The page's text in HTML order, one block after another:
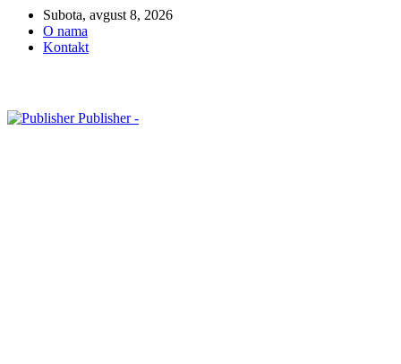
Subota, avgust 8, 2026
O nama
Kontakt
Publisher -